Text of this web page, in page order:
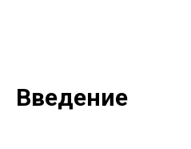
Введение